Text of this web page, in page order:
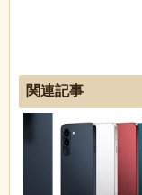
関連記事